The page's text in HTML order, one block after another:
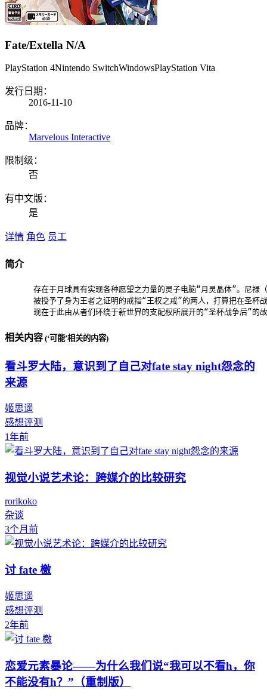
Fate/Extella N/A
PlayStation 4Nintendo SwitchWindowsPlayStation Vita
发行日期：
2016-11-10
品牌：
Marvelous Interactive
限制级：
否
有中文版：
是
详情 角色 员工
简介
存在于月球具有实现各种愿望之力量的灵子电脑“月灵晶体”。尼
被授予了身为王者之证明的戒指“王权之戒”的两人，打算把在圣
现在于此由从者们环绕于新世界的支配权所展开的“圣杯战争后”的
相关内容 (‘可能’相关的内容)
看斗罗大陆，意识到了自己对fate stay night怨念的
来源
姬思遥
感想评测
1年前
视觉小说艺术论：跨媒介的比较研究
rorikoko
杂谈
3个月前
讨 fate 檄
姬思遥
感想评测
2年前
恋爱元素暴论——为什么我们说“我可以不看h，你
不能没有h？”（重制版）